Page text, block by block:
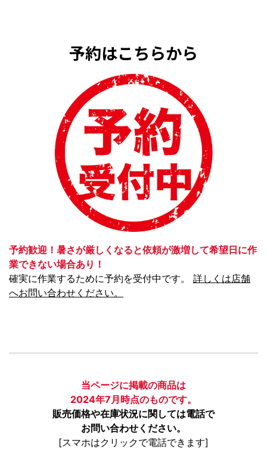
予約はこちらから
予約歓迎！暑さが厳しくなると依頼が激増して希望日に作
業できない場合あり！
確実に作業するために予約を受付中です。 詳しくは店舗
へお問い合わせください。
当ページに掲載の商品は
2024年7月時点のものです。
販売価格や在庫状況に関しては電話で
お問い合わせください。
[スマホはクリックで電話できます]